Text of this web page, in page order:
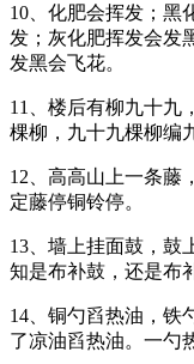
10、化肥会挥发；黑
发；灰化肥挥发会发
发黑会飞花。
11、楼后有柳九十九
棵柳，九十九棵柳编
12、高高山上一条藤
定藤停铜铃停。
13、墙上挂面鼓，鼓
知是布补鼓，还是布
14、铜勺舀热油，铁
了凉油舀热油。一勺